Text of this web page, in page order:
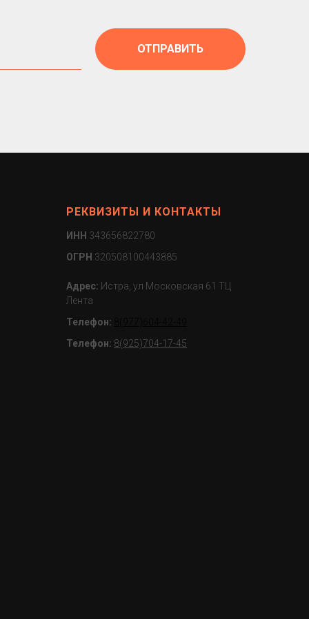
ОТПРАВИТЬ
РЕКВИЗИТЫ И КОНТАКТЫ
ИНН 343656822780
ОГРН 320508100443885
Адрес: Истра, ул Московская 61 ТЦ
Лента
Телефон:
Телефон: 8(925)704-17-45